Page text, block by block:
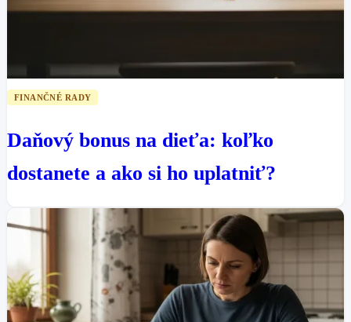
FINANČNÉ RADY
Daňový bonus na dieťa: koľko
dostanete a ako si ho uplatniť?